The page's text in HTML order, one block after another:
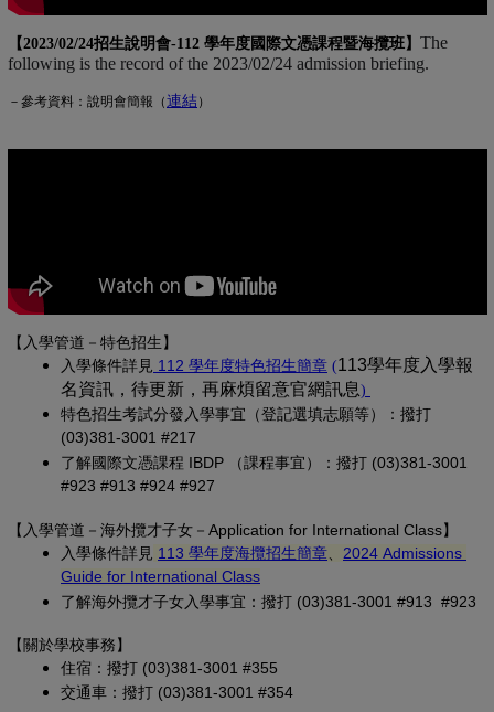
【2023/02/24招生說明會-112 學年度國際文憑課程暨海攬班】 The
following is the record of the 2023/02/24 admission briefing.
－參考資料：說明會簡報（連結(另開新視窗)
）
【入學管道－特色招生】
入學條件詳見 112 學年度特色招生簡章 (另開新視窗)
((PDF 檔，另開新視
113學年度入學報
名資訊，待更新，再麻煩留意官網訊息)
特色招生考試分發入學事宜（登記選填志願等）：撥打
(03)381-3001 #217
了解國際文憑課程 IBDP （課程事宜）：撥打 (03)381-3001
#923 #913 #924 #927
【 入學管道－ 海外攬才子女 －Application for International Class】
入學條件詳見 113 學年度海攬招生簡章 (另開新視窗)
2024 Admissions
Guide for International Class
了解海外攬才子女入學事宜：撥打 (03)381-3001 #913 #923
【關於學校事務】
住宿：撥打 (03)381-3001 #355
交通車：撥打 (03)381-3001 #354